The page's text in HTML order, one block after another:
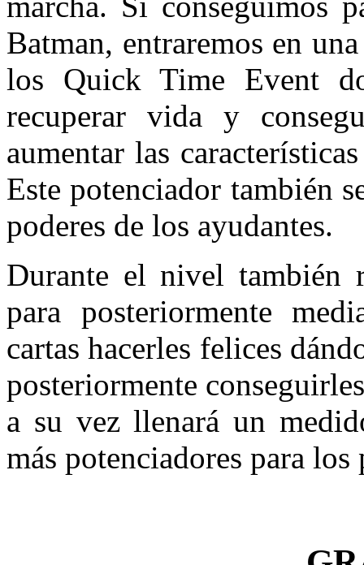
Batman, entraremos en
los Quick Time Event
recuperar vida y
aumentar las
Este potenciador también
poderes de los ayudantes.
Durante el nivel también
para posteriormente
cartas hacerles felices
posteriormente
a su vez llenará un
más potenciadores para los